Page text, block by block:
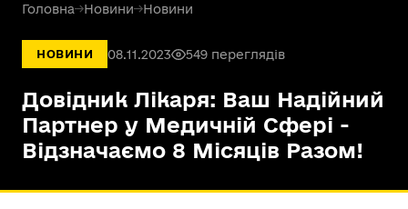
Головна→Новини→Новини
НОВИНИ 08.11.2023 549 переглядів
Довідник Лікаря: Ваш Надійний
Партнер у Медичній Сфері -
Відзначаємо 8 Місяців Разом!